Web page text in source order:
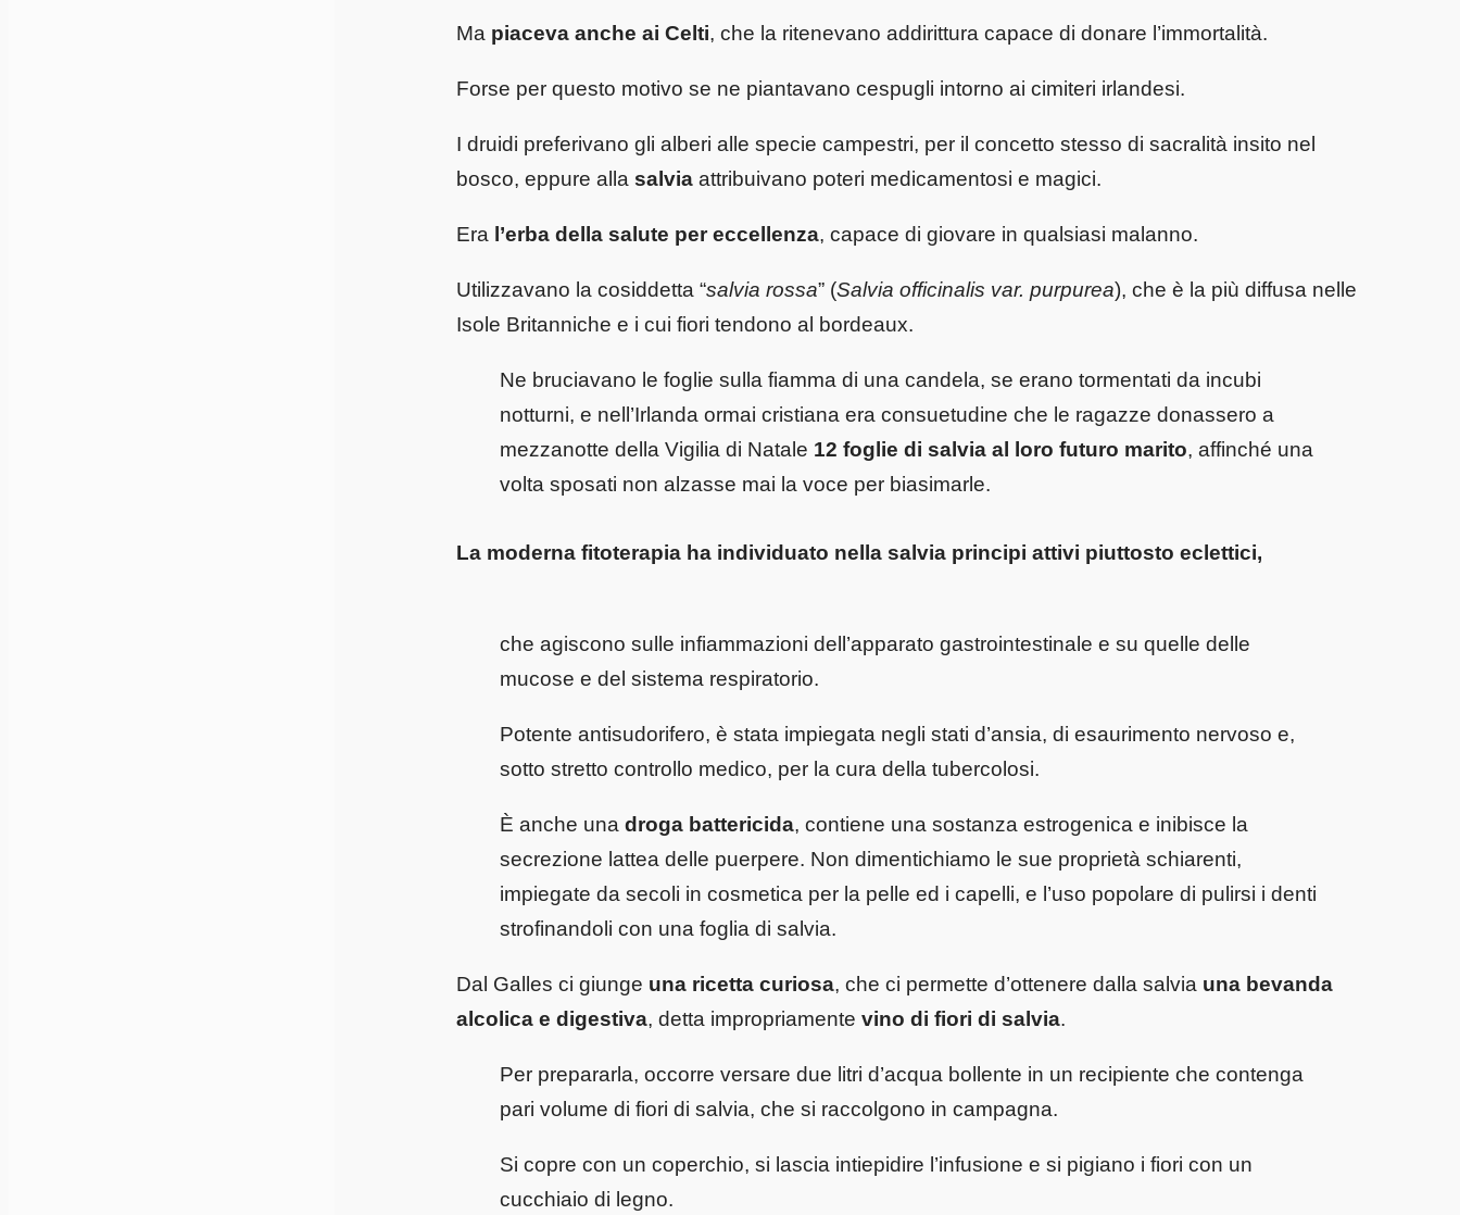
Ma piaceva anche ai Celti, che la ritenevano addirittura capace di donare l’immortalità.
Forse per questo motivo se ne piantavano cespugli intorno ai cimiteri irlandesi.
I druidi preferivano gli alberi alle specie campestri, per il concetto stesso di sacralità insito nel
bosco, eppure alla salvia attribuivano poteri medicamentosi e magici.
Era l’erba della salute per eccellenza, capace di giovare in qualsiasi malanno.
Utilizzavano la cosiddetta “salvia rossa” (Salvia officinalis var. purpurea), che è la più diffusa nelle
Isole Britanniche e i cui fiori tendono al bordeaux.
Ne bruciavano le foglie sulla fiamma di una candela, se erano tormentati da incubi
notturni, e nell’Irlanda ormai cristiana era consuetudine che le ragazze donassero a
mezzanotte della Vigilia di Natale 12 foglie di salvia al loro futuro marito, affinché una
volta sposati non alzasse mai la voce per biasimarle.
La moderna fitoterapia ha individuato nella salvia principi attivi piuttosto eclettici,
che agiscono sulle infiammazioni dell’apparato gastrointestinale e su quelle delle
mucose e del sistema respiratorio.
Potente antisudorifero, è stata impiegata negli stati d’ansia, di esaurimento nervoso e,
sotto stretto controllo medico, per la cura della tubercolosi.
È anche una droga battericida, contiene una sostanza estrogenica e inibisce la
secrezione lattea delle puerpere. Non dimentichiamo le sue proprietà schiarenti,
impiegate da secoli in cosmetica per la pelle ed i capelli, e l’uso popolare di pulirsi i denti
strofinandoli con una foglia di salvia.
Dal Galles ci giunge una ricetta curiosa, che ci permette d’ottenere dalla salvia una bevanda
alcolica e digestiva, detta impropriamente vino di fiori di salvia.
Per prepararla, occorre versare due litri d’acqua bollente in un recipiente che contenga
pari volume di fiori di salvia, che si raccolgono in campagna.
Si copre con un coperchio, si lascia intiepidire l’infusione e si pigiano i fiori con un
cucchiaio di legno.